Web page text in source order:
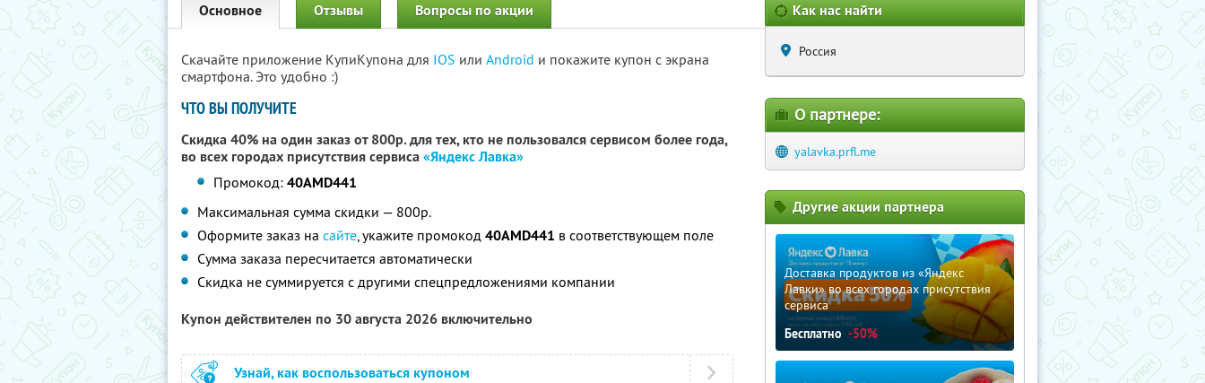
Основное Отзывы Вопросы по акции
Скачайте приложение КупиКупона для IOS или Android и покажите купон с экрана
смартфона. Это удобно :)
ЧТО ВЫ ПОЛУЧИТЕ
Скидка 40% на один заказ от 800р. для тех, кто не пользовался сервисом более года,
во всех городах присутствия сервиса«Яндекс Лавка»
Промокод:40AMD441
Максимальная сумма скидки — 800р.
Оформите заказ на сайте, укажите промокод 40AMD441 в соответствующем поле
Сумма заказа пересчитается автоматически
Скидка не суммируется с другими спецпредложениями компании
Купон действителен по 30 августа 2026 включительно
Узнай, как воспользоваться купоном
Как нас найти
Россия
О партнере:
yalavka.prfl.me
Другие акции партнера
Доставка продуктов из «Яндекс
Лавки» во всех городах присутствия
сервиса
Бесплатно -50%